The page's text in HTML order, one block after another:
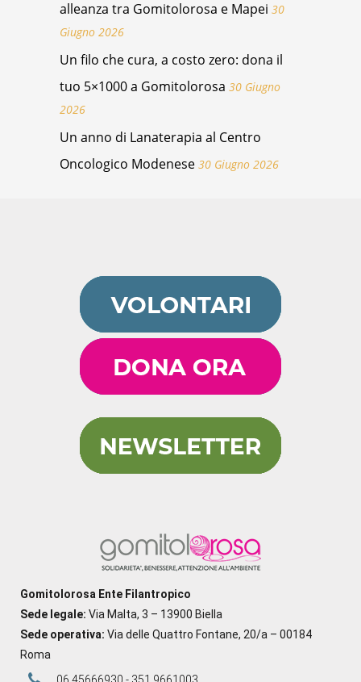
alleanza tra Gomitolorosa e Mapei 30
Giugno 2026
Un filo che cura, a costo zero: dona il
tuo 5×1000 a Gomitolorosa 30 Giugno
2026
Un anno di Lanaterapia al Centro
Oncologico Modenese 30 Giugno 2026
Gomitolorosa Ente Filantropico
Sede legale: Via Malta, 3 – 13900 Biella
Sede operativa: Via delle Quattro Fontane, 20/a – 00184
Roma